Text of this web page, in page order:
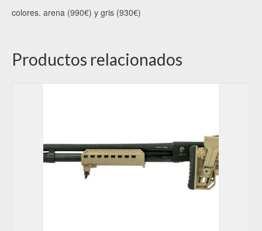
colores. arena (990€) y gris (930€)
Productos relacionados